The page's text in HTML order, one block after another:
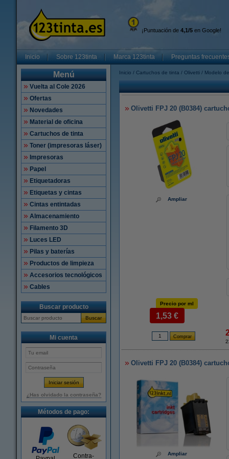
¡Puntuación de 4,1/5 en Google!
Inicio Sobre 123tinta Marca 123tinta Preguntas
Menú
Vuelta al Cole 2026
Ofertas
Novedades
Material de oficina
Cartuchos de tinta
Toner (impresoras láser)
Impresoras
Papel
Etiquetadoras
Etiquetas y cintas
Cintas entintadas
Almacenamiento
Filamento 3D
Luces LED
Pilas y baterías
Productos de limpieza
Accesorios tecnológicos
Cables
Buscar producto
Buscar
Mi cuenta
¿Has olvidado la contraseña?
Métodos de pago:
Contra-
Inicio Cartuchos de tinta Olivetti Modelo
Olivetti FPJ 20 (B0384)
Ampliar
Precio por ml
1,53 €
Olivetti FPJ 20 (B0384)
Ampliar